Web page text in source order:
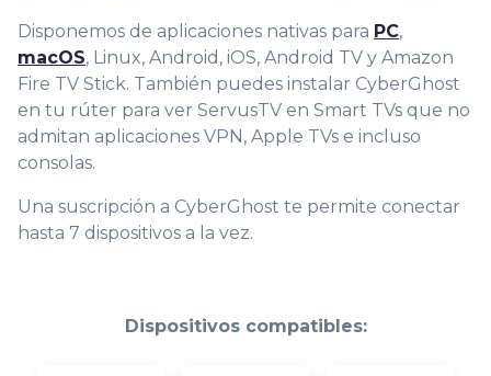
Disponemos de aplicaciones nativas para PC,
macOS, Linux, Android, iOS, Android TV y Amazon
Fire TV Stick. También puedes instalar CyberGhost
en tu rúter para ver ServusTV en Smart TVs que no
admitan aplicaciones VPN, Apple TVs e incluso
consolas.
Una suscripción a CyberGhost te permite conectar
hasta 7 dispositivos a la vez.
Dispositivos compatibles: